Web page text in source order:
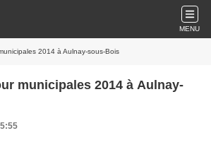
MENU
2014 à Aulnay-sous-Bois
municipales 2014 à Aulnay-